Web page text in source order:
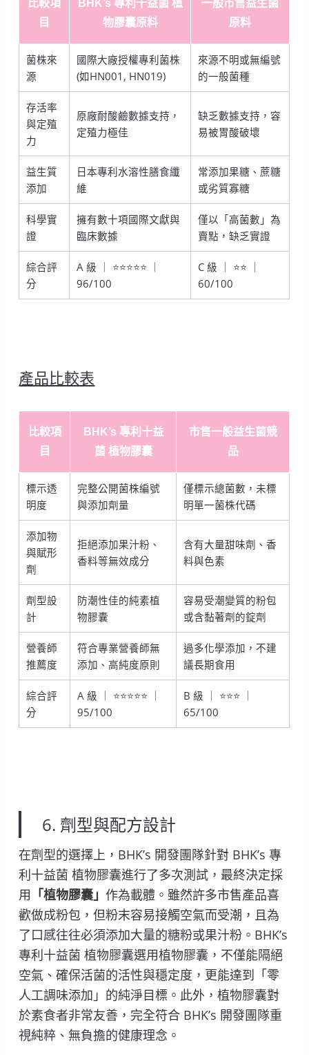
比較項
目
BHK’s 專利十益菌 植
物膠囊原料
一般市售益生菌
原料
菌株來
源
國際大廠授權專利菌株
(如HN001, HN019)
來源不明或無編號
的一般菌種
存活率
與定殖
力
原廠耐酸鹼數據支持，
定殖力極佳
缺乏數據支持，容
易被胃酸破壞
益生質
添加
日本專利水溶性膳食纖
維
常添加果糖、蔗糖
或劣質寡糖
科學實
證
擁有數十項國際文獻與
臨床數據
僅以「高菌數」為
賣點，缺乏實證
綜合評
分
A 級 ｜ ⭐⭐⭐⭐⭐ ｜
96/100
C 級 ｜ ⭐⭐ ｜
60/100
產品比較表
比較項
目
BHK’s 專利十益
菌 植物膠囊
市售一般益生菌競
品
標示透
明度
完整公開菌株編號
與添加劑量
僅標示總菌數，未標
明單一菌株代碼
添加物
與賦形
劑
拒絕添加果汁粉、
香料等無效成分
含有大量甜味劑、香
料與色素
劑型設
計
防潮性佳的純素植
物膠囊
容易受潮變質的粉包
或含黏著劑的錠劑
營養師
推薦度
符合專業營養師無
添加、高純度原則
過多化學添加，不建
議長期食用
綜合評
分
A 級 ｜ ⭐⭐⭐⭐⭐ ｜
95/100
B 級 ｜ ⭐⭐⭐ ｜
65/100
6. 劑型與配方設計
在劑型的選擇上，BHK’s 開發團隊針對 BHK’s 專
利十益菌 植物膠囊進行了多次測試，最終決定採
用 「植物膠囊」作為載體。雖然許多市售產品喜
歡做成粉包，但粉末容易接觸空氣而受潮，且為
了口感往往必須添加大量的糖粉或果汁粉。BHK’s
專利十益菌 植物膠囊選用植物膠囊，不僅能隔絕
空氣、確保活菌的活性與穩定度，更能達到「零
人工調味添加」的純淨目標。此外，植物膠囊對
於素食者非常友善，完全符合 BHK’s 開發團隊重
視純粹、無負擔的健康理念。